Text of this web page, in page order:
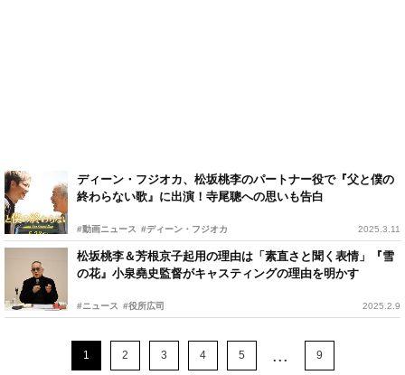
ディーン・フジオカ、松坂桃李のパートナー役で『父と僕の
終わらない歌』に出演！寺尾聰への思いも告白
#動画ニュース #ディーン・フジオカ 2025.3.11
松坂桃李＆芳根京子起用の理由は「素直さと聞く表情」『雪
の花』小泉堯史監督がキャスティングの理由を明かす
#ニュース #役所広司 2025.2.9
1 2 3 4 5 ... 9